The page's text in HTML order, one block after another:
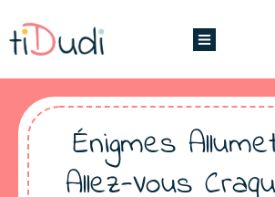
Énigmes
Allez-Vous